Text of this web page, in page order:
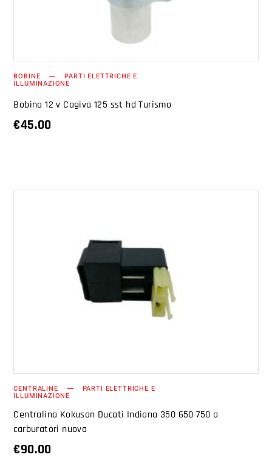
BOBINE PARTI ELETTRICHE E
ILLUMINAZIONE
Bobina 12 v Cagiva 125 sst hd Turismo
€45.00
AGGIUNGI AL CARRELLO
CENTRALINE PARTI ELETTRICHE E
ILLUMINAZIONE
Centralina Kokusan Ducati Indiana 350 650 750 a
carburatori nuova
€90.00